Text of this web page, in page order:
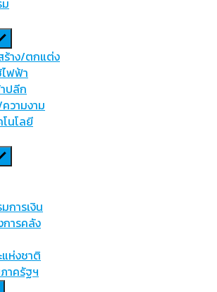
ร้าง/ตกแต่ง
ไฟฟ้า
ปลีก
วามงาม
นโลยี
การเงิน
การคลัง
แห่งชาติ
าครัฐฯ